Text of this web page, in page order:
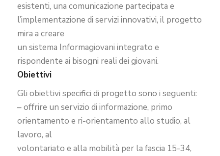
esistenti, una comunicazione partecipata e
l’implementazione di servizi innovativi, il progetto
mira a creare
un sistema Informagiovani integrato e
rispondente ai bisogni reali dei giovani.
Obiettivi
Gli obiettivi specifici di progetto sono i seguenti:
– offrire un servizio di informazione, primo
orientamento e ri-orientamento allo studio, al
lavoro, al
volontariato e alla mobilità per la fascia 15-34,